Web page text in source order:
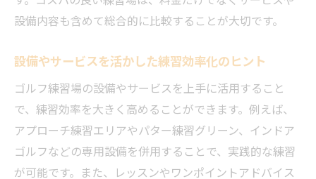
設備内容も含めて総合的に比較することが大切です。
設備やサービスを活かした練習効率化のヒント
ゴルフ練習場の設備やサービスを上手に活用すること
で、練習効率を大きく高めることができます。例えば、
アプローチ練習エリアやパター練習グリーン、インドア
ゴルフなどの専用設備を併用することで、実践的な練習
が可能です。また、レッスンやワンポイントアドバイス